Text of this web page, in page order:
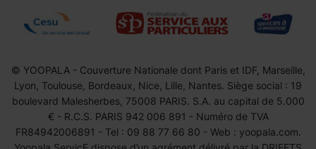
© YOOPALA - Couverture Nationale dont Paris et IDF, Marseille,
Lyon, Toulouse, Bordeaux, Nice, Lille, Nantes. Siège social : 19
boulevard Malesherbes, 75008 PARIS. S.A. au capital de 5.000
€ - R.C.S. PARIS 942 006 891 - Numéro de TVA
FR84942006891 - Tel : 09 88 77 66 80 - Web : yoopala.com.